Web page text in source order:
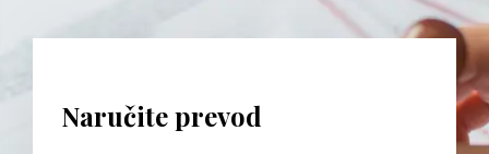
Naručite prevod